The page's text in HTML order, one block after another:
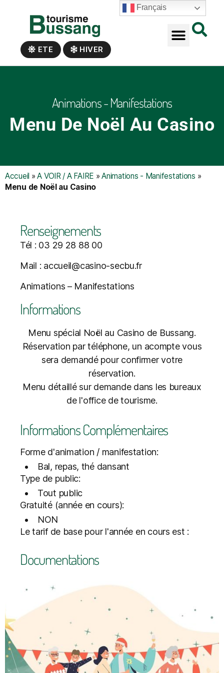
ETE HIVER
Animations - Manifestations
Menu De Noël Au Casino
Accueil »A VOIR / A FAIRE »Animations - Manifestations »
Menu de Noël au Casino
Renseignements
Tél : 03 29 28 88 00
Mail : accueil@casino-secbu.fr
Animations – Manifestations
Informations
Menu spécial Noël au Casino de Bussang.
Réservation par téléphone, un acompte vous
sera demandé pour confirmer votre
réservation.
Menu détaillé sur demande dans les bureaux
de l'office de tourisme.
Informations Complémentaires
Forme d'animation / manifestation:
Bal, repas, thé dansant
Type de public:
Tout public
Gratuité (année en cours):
NON
Le tarif de base pour l'année en cours est :
Documentations
Français
Panneau de gestion des cookies